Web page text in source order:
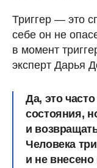
Триггер — это
себе он не
в момент
эксперт Дарья
Да, это
состояния,
и
Человека
и не